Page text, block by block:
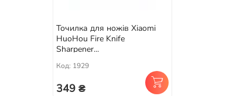
Точилка для ножів Xiaomi
HuoHou Fire Knife
Sharpener...
Код: 1929
349 ₴